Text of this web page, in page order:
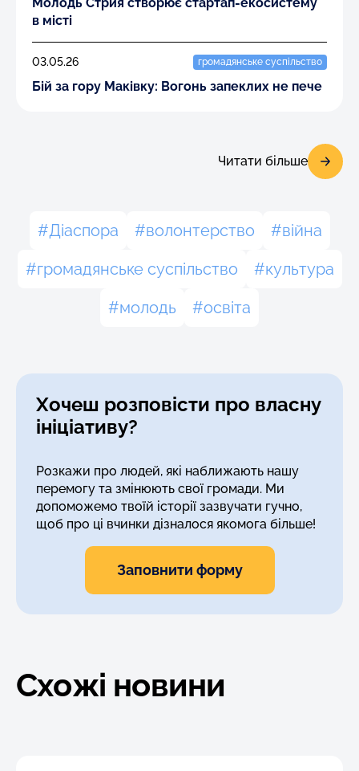
в місті
03.05.26 громадянське суспільство
Бій за гору Маківку: Вогонь запеклих не пече
Читати більше
Діаспора волонтерство
війна
громадянське суспільство
культура
молодь
освіта
Хочеш розповісти про власну
ініціативу?
Розкажи про людей, які наближають нашу
перемогу та змінюють свої громади. Ми
допоможемо твоїй історії зазвучати гучно,
щоб про ці вчинки дізналося якомога більше!
Заповнити форму
Схожі новини